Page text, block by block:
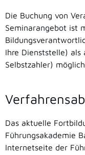
Die Buchung von
Seminarangebot ist
Ihre Dienststelle) als
Selbstzahler)
Das aktuelle
Führungsakademie
Internetseite der